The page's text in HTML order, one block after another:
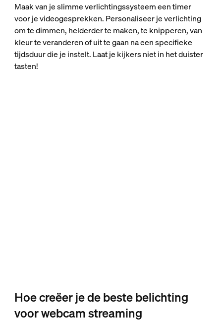
Maak van je slimme verlichtingssysteem een timer
voor je videogesprekken. Personaliseer je verlichting
om te dimmen, helderder te maken, te knipperen, van
kleur te veranderen of uit te gaan na een specifieke
tijdsduur die je instelt. Laat je kijkers niet in het duister
tasten!
Hoe creëer je de beste belichting
voor webcam streaming